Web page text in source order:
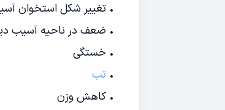
• تغییر شکل استخوان
• ضعف در ناحیه آسیب
• خستگی
• تب
• کاهش وزن